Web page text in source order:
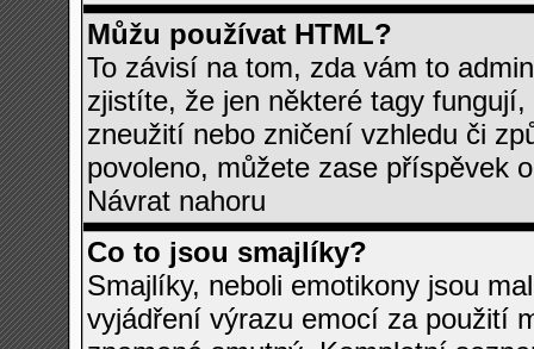
Můžu používat HTML?
To závisí na tom, zda vám to
zjistíte, že jen některé tagy
zneužití nebo zničení vzhledu či
povoleno, můžete zase příspěvek
Návrat nahoru
Co to jsou smajlíky?
Smajlíky, neboli emotikony jsou
vyjádření výrazu emocí za použití